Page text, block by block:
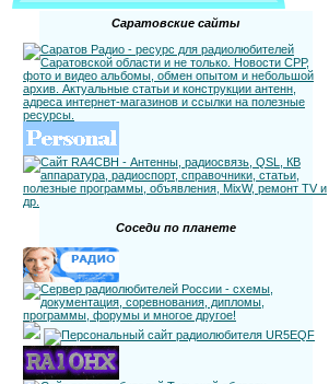
Саратовские сайты
Соседи по планете